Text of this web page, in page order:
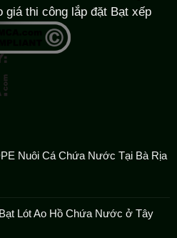
giá thi công lắp đặt Bạt xếp
Nuôi Cá Chứa Nước Tại Bà Rịa
Lót Ao Hồ Chứa Nước ở Tây